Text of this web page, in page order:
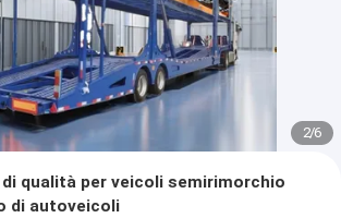
2/6
qualità per veicoli semirimorchio
di autoveicoli